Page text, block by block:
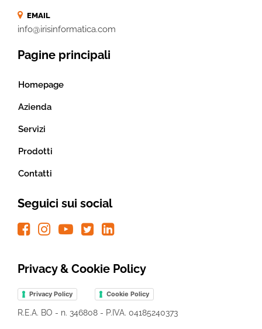
EMAIL
info@irisinformatica.com
Pagine principali
Homepage
Azienda
Servizi
Prodotti
Contatti
Seguici sui social
Privacy & Cookie Policy
Privacy Policy Cookie Policy
R.E.A. BO - n. 346808 - P.IVA. 04185240373